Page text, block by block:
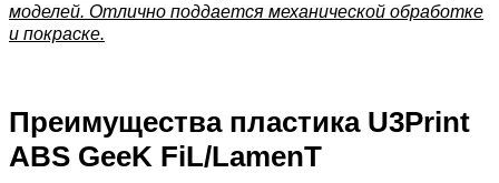
моделей. Отлично поддается механической обработке
и покраске.
Преимущества пластика U3Print
ABS GeeK FiL/LamenT